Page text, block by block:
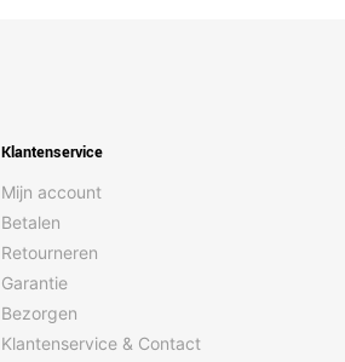
Klantenservice
Mijn account
Betalen
Retourneren
Garantie
Bezorgen
Klantenservice & Contact